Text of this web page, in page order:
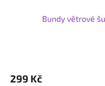
Bundy větrové
299 Kč